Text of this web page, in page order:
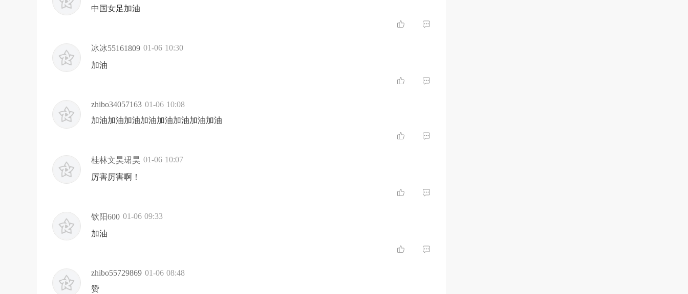
中国女足加油
冰冰55161809 01-06 10:30
加油
zhibo34057163 01-06 10:08
加油加油加油加油加油加油加油加油
桂林文昊珺昊 01-06 10:07
厉害厉害啊！
钦阳600 01-06 09:33
加油
zhibo55729869 01-06 08:48
赞